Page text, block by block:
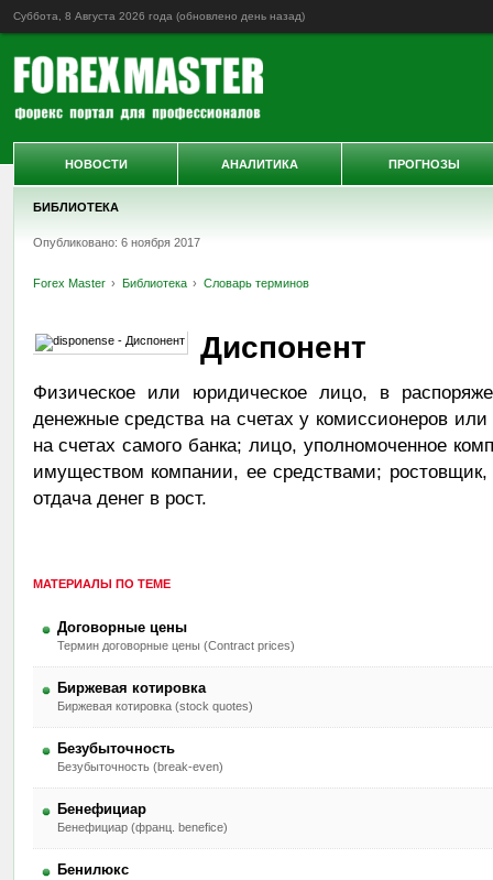
Суббота, 8 Августа 2026 года (обновлено день назад)
БИБЛИОТЕКА
Опубликовано: 6 ноября 2017
Forex Master Библиотека Словарь терминов
Диспонент
Физическое или юридическое лицо, в
денежные средства на счетах у комиссионеров или
на счетах самого банка; лицо, уполномоченное
имуществом компании, ее средствами; ростовщик,
отдача денег в рост.
МАТЕРИАЛЫ ПО ТЕМЕ
Договорные цены
Термин договорные цены (Contract prices)
Биржевая котировка
Биржевая котировка (stock quotes)
Безубыточность
Безубыточность (break-even)
Бенефициар
Бенефициар (франц. benefice)
Бенилюкс
НОВОСТИ АНАЛИТИКА ПРОГНОЗЫ